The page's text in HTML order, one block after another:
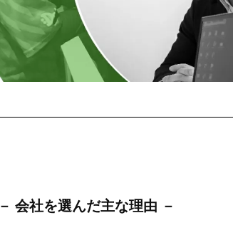
－ 会社を選んだ主な理由 －